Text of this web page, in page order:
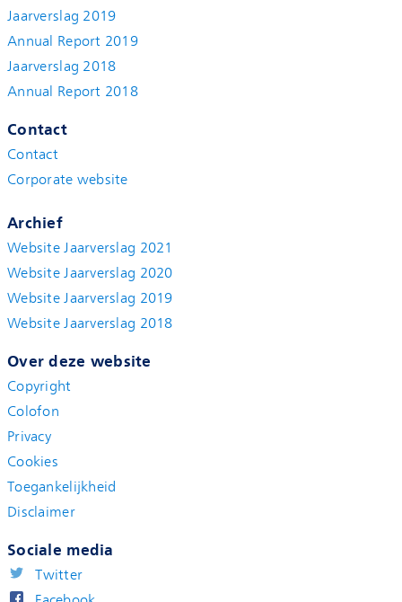
Jaarverslag 2019
Annual Report 2019
Jaarverslag 2018
Annual Report 2018
Contact
Contact
Corporate website
Archief
Website Jaarverslag 2021
Website Jaarverslag 2020
Website Jaarverslag 2019
Website Jaarverslag 2018
Over deze website
Copyright
Colofon
Privacy
Cookies
Toegankelijkheid
Disclaimer
Sociale media
Twitter